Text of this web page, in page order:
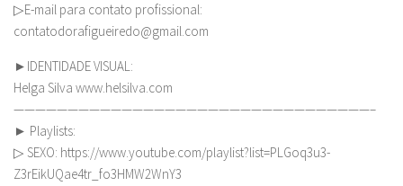
▷E-mail para contato profissional:
contatodorafigueiredo@gmail.com
►IDENTIDADE VISUAL:
Helga Silva www.helsilva.com
—————————————————————————————————–
► Playlists:
▷ SEXO: https://www.youtube.com/playlist?list=PLGoq3u3-
Z3rEikUQae4tr_fo3HMW2WnY3